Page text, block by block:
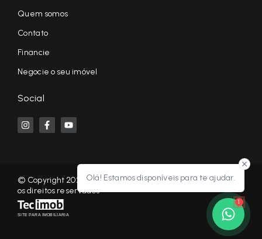
Olá! Estamos disponíveis para te ajudar.
1
Quem somos
Contato
Financie
Negocie o seu imóvel
Social
© Copyright 2026 - KF NEGÓCIOS IMOBILIÁRIOS RP - Todos
os direitos reservados
SITE PARA IMOBILIARIA